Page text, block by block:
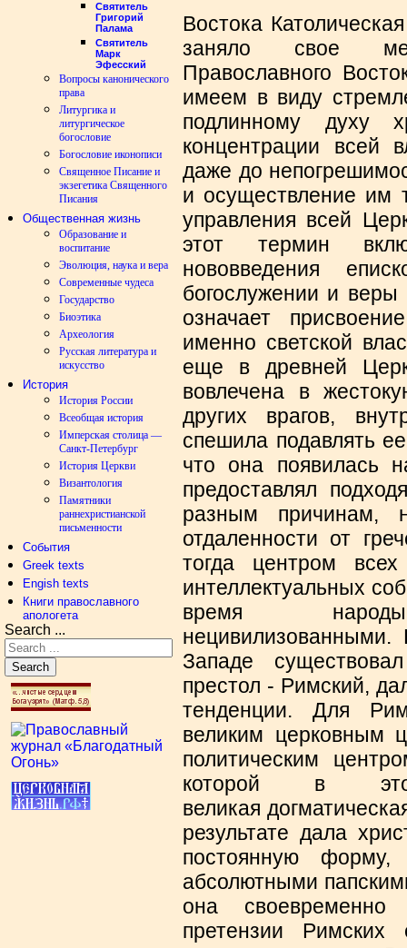
Святитель
Григорий
Палама
Святитель
Марк
Эфесский
Вопросы канонического
права
Литургика и
литургическое
богословие
Богословие иконописи
Священное Писание и
экзегетика Священного
Писания
Общественная жизнь
Образование и
воспитание
Эволюция, наука и вера
Современные чудеса
Государство
Биоэтика
Археология
Русская литература и
искусство
История
История России
Всеобщая история
Имперская столица —
Санкт-Петербург
История Церкви
Византология
Памятники
раннехристианской
письменности
События
Greek texts
Engish texts
Книги православного
апологета
Search ...
Search
Востока
заняло свое
Православного
имеем в виду
подлинному духу
концентрации всей
даже до
и осуществление им
управления всей
этот термин
нововведения
богослужении и веры
означает
именно светской
еще в древней
вовлечена в
других врагов,
спешила подавлять
что она появилась
предоставлял
разным причинам,
отдаленности от
тогда центром
интеллектуальных
время
Западе
престол - Римский,
тенденции. Для
великим церковным
политическим
которой в
великая
результате дала
постоянную
абсолютными
она
претензии Римских